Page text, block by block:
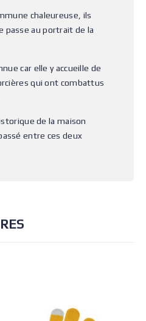
chaleureuse, ils
passe au portrait de la
car elle y accueille de
qui ont combattus
de la maison
entre ces deux